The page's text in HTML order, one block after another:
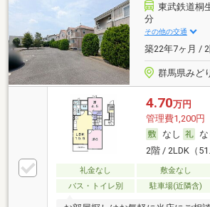
東武鉄道桐
分
その他の交通
築22年7ヶ月 /
群馬県みど
4.70万円
管理費1,200円
なし
な
2階 / 2LDK（
礼金なし 敷金なし
バス・トイレ別
駐車場(近隣含)